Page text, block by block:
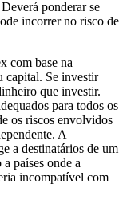
ponderar se
incorrer no risco de
com base na
capital. Se investir
que investir.
para todos os
os riscos envolvidos
A
a destinatários de um
países onde a
incompatível com